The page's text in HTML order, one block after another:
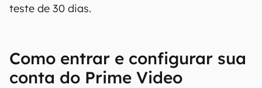
teste de 30 dias.
Como entrar e configurar sua
conta do Prime Video